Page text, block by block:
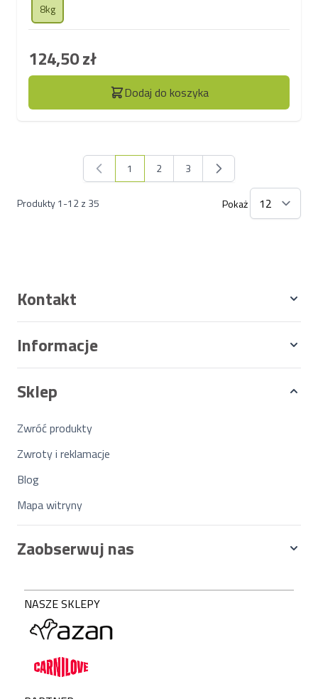
8kg
124,50 zł
Dodaj do koszyka
Produkty1-12z 35
Aktualnie czytasz stronę
1 Strona
2 Strona
3
Pokaż
Kontakt
Informacje
Sklep
Zwróć produkty
Zwroty i reklamacje
Blog
Mapa witryny
Zaobserwuj nas
NASZE SKLEPY